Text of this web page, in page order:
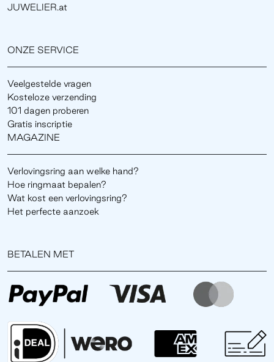
JUWELIER.at
ONZE SERVICE
Veelgestelde vragen
Kosteloze verzending
101 dagen proberen
Gratis inscriptie
MAGAZINE
Verlovingsring aan welke hand?
Hoe ringmaat bepalen?
Wat kost een verlovingsring?
Het perfecte aanzoek
BETALEN MET